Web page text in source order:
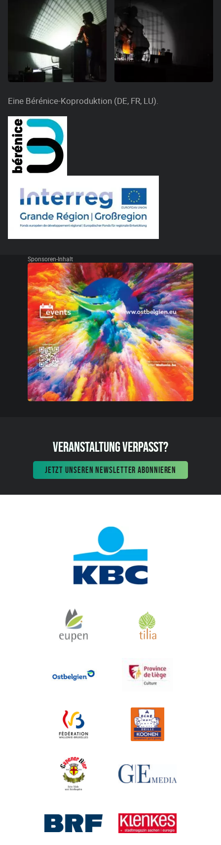
Eine Bérénice-Koproduktion (DE, FR, LU).
Sponsoren-Inhalt
VERANSTALTUNG VERPASST?
JETZT UNSEREN NEWSLETTER ABONNIEREN